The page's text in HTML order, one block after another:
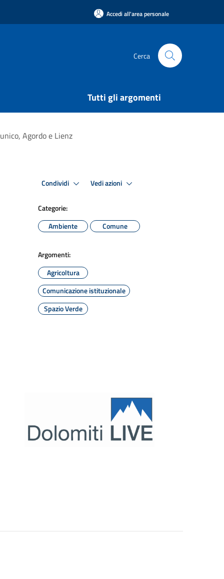
Accedi all'area personale
Cerca
Tutti gli argomenti
Agordo e Lienz
Condividi Vedi azioni
Categorie:
Ambiente
Comune
Argomenti:
Agricoltura
Comunicazione istituzionale
Spazio Verde